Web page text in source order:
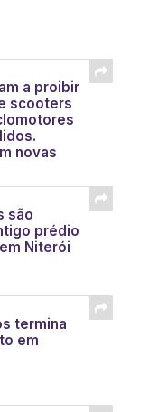
a proibir
scooters
novas
são
prédio
Niterói
termina
em